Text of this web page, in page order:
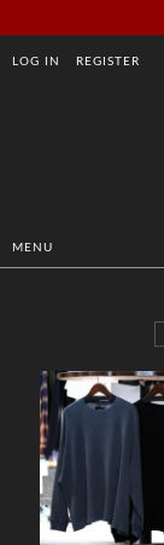
LOG IN REGISTER
MENU